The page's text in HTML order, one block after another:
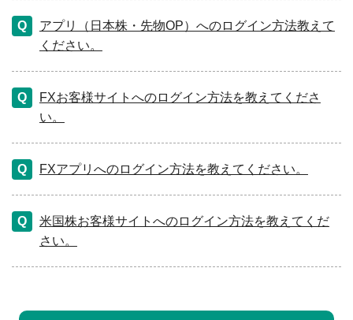
アプリ（日本株・先物OP）へのログイン方法教えて
ください。
FXお客様サイトへのログイン方法を教えてくださ
い。
FXアプリへのログイン方法を教えてください。
米国株お客様サイトへのログイン方法を教えてくだ
さい。